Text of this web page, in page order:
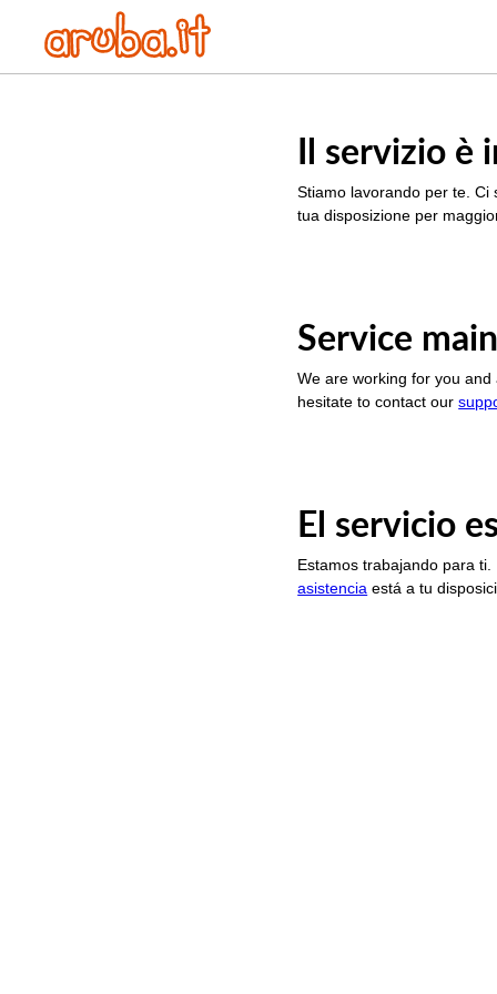
Il servizio è
Stiamo lavorando per te.
tua disposizione per
Service
We are working for you
hesitate to contact our
El servicio
Estamos trabajando para
asistencia está a tu